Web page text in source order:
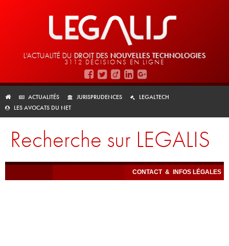
L'ACTUALITÉ DU DROIT DES NOUVELLES TECHNOLOGIES
3112 DÉCISIONS EN LIGNE
ACTUALITÉS JURISPRUDENCES
LEGALTECH
LES AVOCATS DU NET
Recherche sur LEGALIS
CONTACT & INFOS LÉGALES